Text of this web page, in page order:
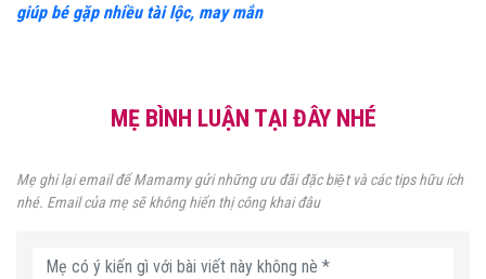
giúp bé gặp nhiều tài lộc, may mắn
MẸ BÌNH LUẬN TẠI ĐÂY NHÉ
Mẹ ghi lại email để Mamamy gửi những ưu đãi đặc biệt và các tips hữu ích
nhé. Email của mẹ sẽ không hiển thị công khai đâu